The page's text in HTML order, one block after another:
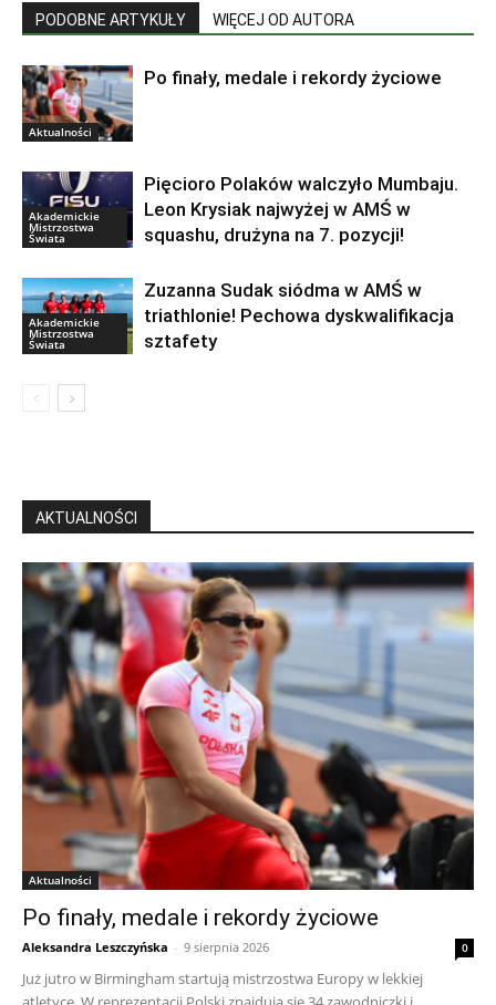
PODOBNE ARTYKUŁY WIĘCEJ OD AUTORA
Aktualności
Po finały, medale i rekordy życiowe
Akademickie
Mistrzostwa
Świata
Pięcioro Polaków walczyło Mumbaju.
Leon Krysiak najwyżej w AMŚ w
squashu, drużyna na 7. pozycji!
Akademickie
Mistrzostwa
Świata
Zuzanna Sudak siódma w AMŚ w
triathlonie! Pechowa dyskwalifikacja
sztafety
AKTUALNOŚCI
Aktualności
Po finały, medale i rekordy życiowe
Aleksandra Leszczyńska - 9 sierpnia 2026 0
Już jutro w Birmingham startują mistrzostwa Europy w lekkiej